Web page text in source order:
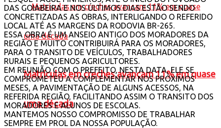
Matrículas em creches avançam 11% em quase
uma década
DAS GOIABEIRA E NOS ÚLTIMOS DIAS ESTÃO SENDO
CONCRETIZADAS AS OBRAS, INTERLIGANDO O REFERIDO
LOCAL ATÉ AS MARGENS DA RODOVIA BR-265.
ESSA OBRA É UM ANSEIO ANTIGO DOS MORADORES DA
REGIÃO E MUITO CONTRIBUIRÁ PARA OS MORADORES,
PARA O TRANSITO DE VEÍCULOS, TRABALHADORES
RURAIS E PEQUENOS AGRICULTORES.
EM REUNIÃO COM O PREFEITO, NESTA DATA, ELE SE
COMPROMETEU A COMPLEMENTAR NOS PRÓXIMOS
MESES, A PAVIMENTAÇÃO DE ALGUNS ACESSOS, NA
REFERIDA REGIÃO, FACILITANDO ASSIM O TRANSITO DOS
MORADORES E ALUNOS DE ESCOLAS.
MANTEMOS NOSSO COMPROMISSO DE TRABALHAR
SEMPRE EM PROL DA NOSSA POPULAÇÃO.